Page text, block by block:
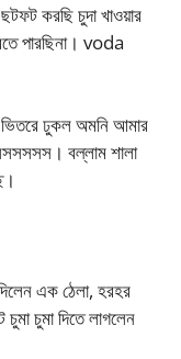
করছি চুদা খাওয়ার
পারছিনা। voda
ভিতরে ঢুকল অমনি আমার
বল্লাম শালা
এক ঠেলা, হরহর
চুমা দিতে লাগলেন